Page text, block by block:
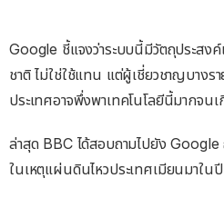
Google ชี้แจงว่าระบบนี้มีวัตถุประสง
ชาติ ไม่ใช่ใช้แทน แต่ผู้เชี่ยวชาญบางร
ประเทศอาจพึ่งพาเทคโนโลยีนี้มากจนเ
ล่าสุด BBC ได้สอบถามไปยัง
ในเหตุแผ่นดินไหวประเทศเมียนมาใน